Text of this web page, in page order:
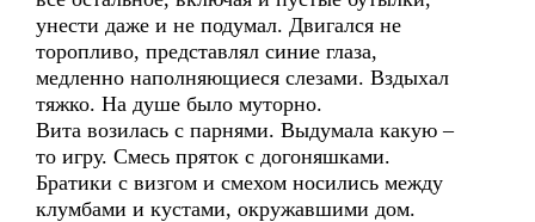
унести даже и не подумал. Двигался не
торопливо, представлял синие глаза,
медленно наполняющиеся слезами. Вздыхал
тяжко. На душе было муторно.
Вита возилась с парнями. Выдумала какую –
то игру. Смесь пряток с догоняшками.
Братики с визгом и смехом носились между
клумбами и кустами, окружавшими дом.